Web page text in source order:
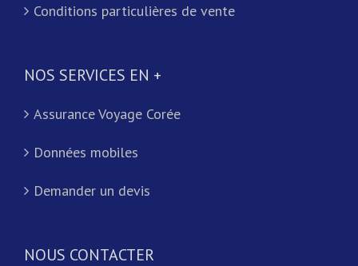
Conditions particulières de vente
NOS SERVICES EN +
Assurance Voyage Corée
Données mobiles
Demander un devis
NOUS CONTACTER